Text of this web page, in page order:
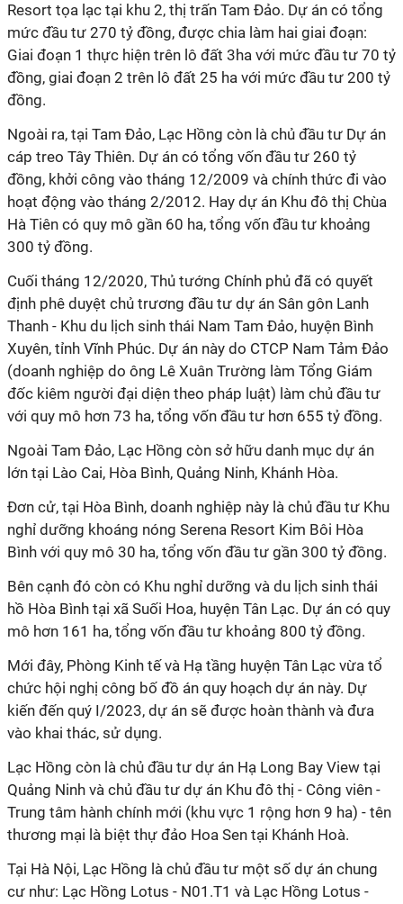
Resort tọa lạc tại khu 2, thị trấn Tam Đảo. Dự án có tổng
mức đầu tư 270 tỷ đồng, được chia làm hai giai đoạn:
Giai đoạn 1 thực hiện trên lô đất 3ha với mức đầu tư 70 tỷ
đồng, giai đoạn 2 trên lô đất 25 ha với mức đầu tư 200 tỷ
đồng.
Ngoài ra, tại Tam Đảo, Lạc Hồng còn là chủ đầu tư Dự án
cáp treo Tây Thiên. Dự án có tổng vốn đầu tư 260 tỷ
đồng, khởi công vào tháng 12/2009 và chính thức đi vào
hoạt động vào tháng 2/2012. Hay dự án Khu đô thị Chùa
Hà Tiên có quy mô gần 60 ha, tổng vốn đầu tư khoảng
300 tỷ đồng.
Cuối tháng 12/2020, Thủ tướng Chính phủ đã có quyết
định phê duyệt chủ trương đầu tư dự án Sân gôn Lanh
Thanh - Khu du lịch sinh thái Nam Tam Đảo, huyện Bình
Xuyên, tỉnh Vĩnh Phúc. Dự án này do CTCP Nam Tảm Đảo
(doanh nghiệp do ông Lê Xuân Trường làm Tổng Giám
đốc kiêm người đại diện theo pháp luật) làm chủ đầu tư
với quy mô hơn 73 ha, tổng vốn đầu tư hơn 655 tỷ đồng.
Ngoài Tam Đảo, Lạc Hồng còn sở hữu danh mục dự án
lớn tại Lào Cai, Hòa Bình, Quảng Ninh, Khánh Hòa.
Đơn cử, tại Hòa Bình, doanh nghiệp này là chủ đầu tư Khu
nghỉ dưỡng khoáng nóng Serena Resort Kim Bôi Hòa
Bình với quy mô 30 ha, tổng vốn đầu tư gần 300 tỷ đồng.
Bên cạnh đó còn có Khu nghỉ dưỡng và du lịch sinh thái
hồ Hòa Bình tại xã Suối Hoa, huyện Tân Lạc. Dự án có quy
mô hơn 161 ha, tổng vốn đầu tư khoảng 800 tỷ đồng.
Mới đây, Phòng Kinh tế và Hạ tầng huyện Tân Lạc vừa tổ
chức hội nghị công bố đồ án quy hoạch dự án này. Dự
kiến đến quý I/2023, dự án sẽ được hoàn thành và đưa
vào khai thác, sử dụng.
Lạc Hồng còn là chủ đầu tư dự án Hạ Long Bay View tại
Quảng Ninh và chủ đầu tư dự án Khu đô thị - Công viên -
Trung tâm hành chính mới (khu vực 1 rộng hơn 9 ha) - tên
thương mại là biệt thự đảo Hoa Sen tại Khánh Hoà.
Tại Hà Nội, Lạc Hồng là chủ đầu tư một số dự án chung
cư như: Lạc Hồng Lotus - N01.T1 và Lạc Hồng Lotus -